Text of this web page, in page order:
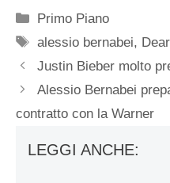
Categorie
Primo Piano
Tag
alessio bernabei,
Justin Bieber molto
Alessio Bernabei
contratto con la Warner
LEGGI ANCHE: